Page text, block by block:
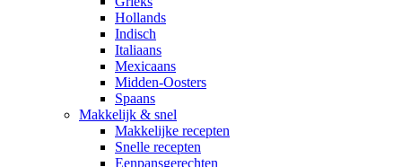
Hollands
Indisch
Italiaans
Mexicaans
Midden-Oosters
Spaans
Makkelijk & snel
Makkelijke recepten
Snelle recepten
Eenpansgerechten